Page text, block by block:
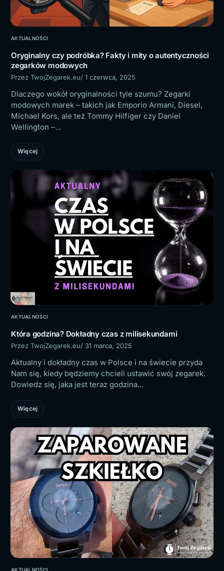
AKTUALNOŚCI
Oryginalny czy podróbka? Fakty i mity o autentyczności
zegarków modowych
Przez TwojZegarek.eu/ 1 czerwca, 2025
Dlaczego wokół oryginalności tyle szumu? Zegarki
modowych marek – takich jak Emporio Armani, Diesel,
Michael Kors, ale też Tommy Hilfiger czy Daniel
Wellington –...
Więcej
AKTUALNOŚCI
Która godzina? Dokładny czas z milisekundami
Przez TwojZegarek.eu/ 31 marca, 2025
Aktualny i dokładny czas w Polsce i na świecie przyda
Nam się, kiedy będziemy chcieli ustawić swój zegarek.
Dowiedz się, jaka jest teraz godzina...
Więcej
AKTUALNOŚCI